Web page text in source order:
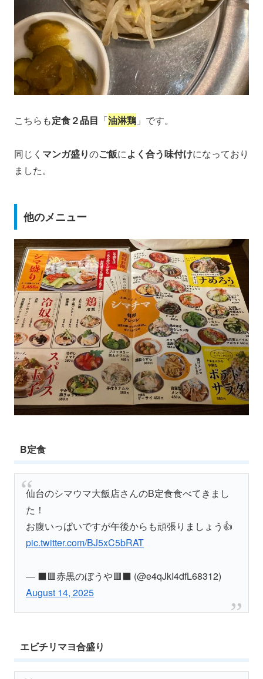
こちらも定食２品目 「油淋鶏 」です。
同じく マンガ盛りのご飯によく合う味付けになっており
ました。
他のメニュー
B定食
仙台のシマウマ大飯店さんのB定食食べてきまし
た！
お腹いっぱいですが午後からも頑張りましょう👍
pic.twitter.com/BJ5xC5bRAT
— ⬛️🟥赤黒のぼうや🟥⬛️ (@e4qJkI4dfL68312)
August 14, 2025
エビチリマヨ合盛り